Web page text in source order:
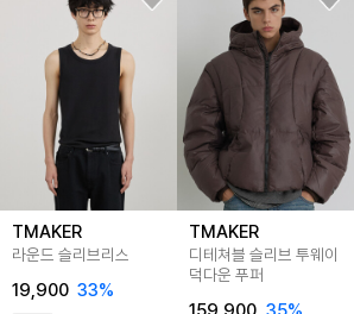
TMAKER
라운드 슬리브리스
19,900 33%
TMAKER
디테쳐블 슬리브 투웨이
덕다운 푸퍼